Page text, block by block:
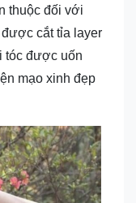
thuộc đối với
cắt tỉa layer
tóc được uốn
mạo xinh đẹp